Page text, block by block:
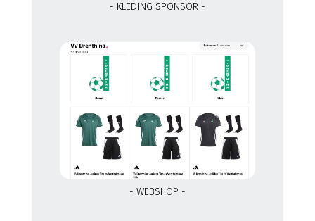
- KLEDING SPONSOR -
- WEBSHOP -